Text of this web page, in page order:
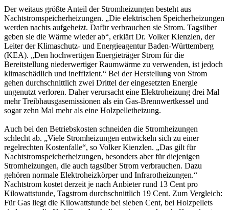
Der weitaus größte Anteil der Stromheizungen besteht aus
Nachtstromspeicherheizungen. „Die elektrischen Speicherheizungen
werden nachts aufgeheizt. Dafür verbrauchen sie Strom. Tagsüber
geben sie die Wärme wieder ab“, erklärt Dr. Volker Kienzlen, der
Leiter der Klimaschutz- und Energieagentur Baden-Württemberg
(KEA). „Den hochwertigen Energieträger Strom für die
Bereitstellung niederwertiger Raumwärme zu verwenden, ist jedoch
klimaschädlich und ineffizient.“ Bei der Herstellung von Strom
gehen durchschnittlich zwei Drittel der eingesetzten Energie
ungenutzt verloren. Daher verursacht eine Elektroheizung drei Mal
mehr Treibhausgasemissionen als ein Gas-Brennwertkessel und
sogar zehn Mal mehr als eine Holzpelletheizung.
Auch bei den Betriebskosten schneiden die Stromheizungen
schlecht ab. „Viele Stromheizungen entwickeln sich zu einer
regelrechten Kostenfalle“, so Volker Kienzlen. „Das gilt für
Nachtstromspeicherheizungen, besonders aber für diejenigen
Stromheizungen, die auch tagsüber Strom verbrauchen. Dazu
gehören normale Elektroheizkörper und Infrarotheizungen.“
Nachtstrom kostet derzeit je nach Anbieter rund 13 Cent pro
Kilowattstunde, Tagstrom durchschnittlich 19 Cent. Zum Vergleich:
Für Gas liegt die Kilowattstunde bei sieben Cent, bei Holzpellets